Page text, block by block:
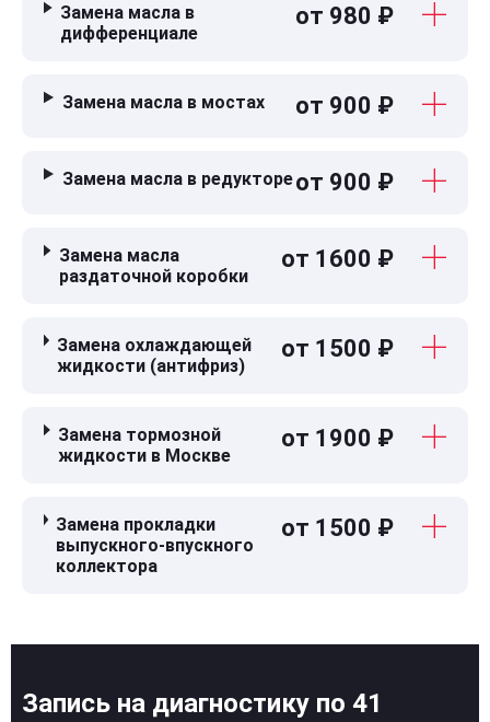
Замена масла в
дифференциале
от 980 ₽
Замена масла в мостах от 900 ₽
Замена масла в редуктореот 900 ₽
Замена масла
раздаточной коробки
от 1600 ₽
Замена охлаждающей
жидкости (антифриз)
от 1500 ₽
Замена тормозной
жидкости в Москве
от 1900 ₽
Замена прокладки
выпускного-впускного
коллектора
от 1500 ₽
Запись на диагностику по 41